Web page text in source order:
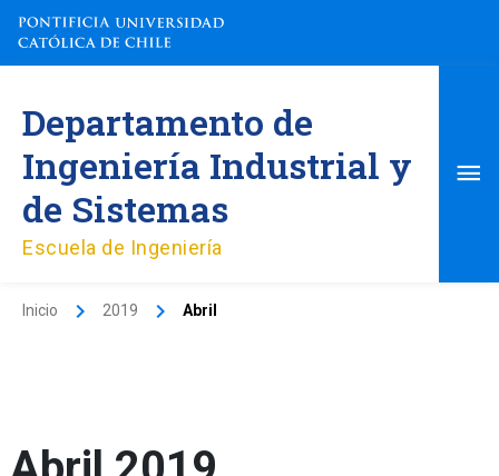
contenido
Departamento de
Ingeniería Industrial y
de Sistemas
Escuela de Ingeniería
Inicio 2019 Abril